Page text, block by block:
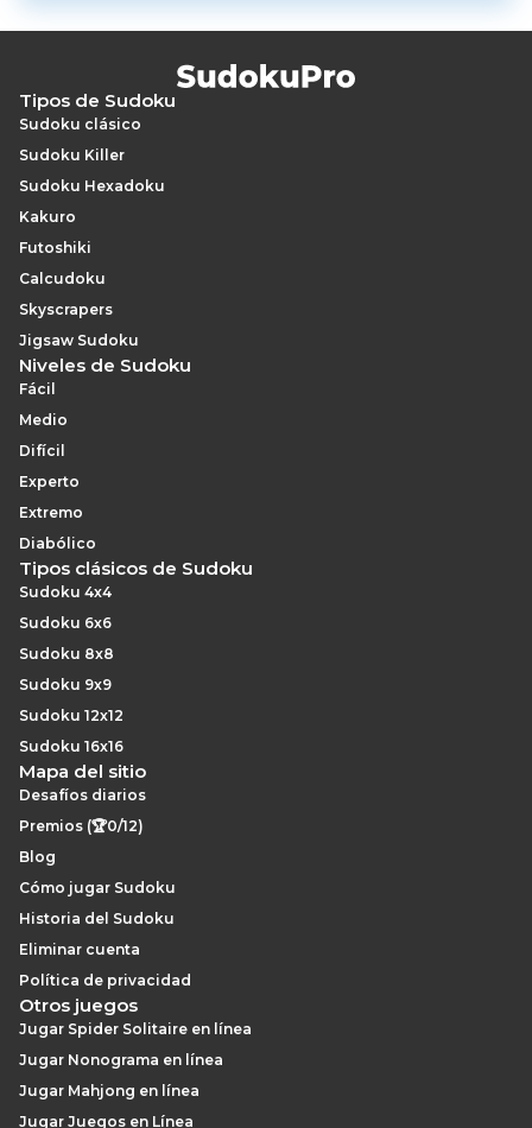
Tipos de Sudoku
Sudoku clásico
Sudoku Killer
Sudoku Hexadoku
Kakuro
Futoshiki
Calcudoku
Skyscrapers
Jigsaw Sudoku
Niveles de Sudoku
Fácil
Medio
Difícil
Experto
Extremo
Diabólico
Tipos clásicos de Sudoku
Sudoku 4x4
Sudoku 6x6
Sudoku 8x8
Sudoku 9x9
Sudoku 12x12
Sudoku 16x16
Mapa del sitio
Desafíos diarios
Premios (🏆0/12)
Blog
Cómo jugar Sudoku
Historia del Sudoku
Eliminar cuenta
Política de privacidad
Otros juegos
Jugar Spider Solitaire en línea
Jugar Nonograma en línea
Jugar Mahjong en línea
Jugar Juegos en Línea